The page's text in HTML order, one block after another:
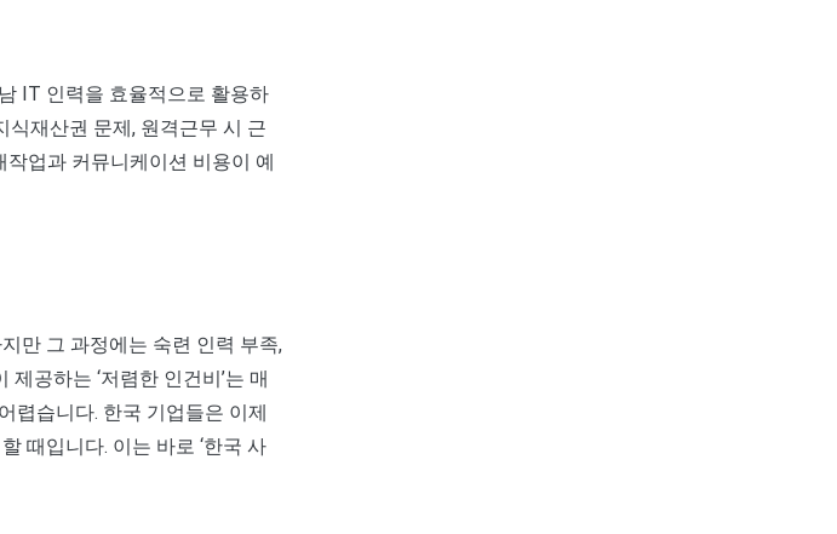
IT 인력을 효율적으로 활용하
식재산권 문제, 원격근무 시 근
업과 커뮤니케이션 비용이 예
만 그 과정에는 숙련 인력 부족,
공하는 ‘저렴한 인건비’는 매
렵습니다. 한국 기업들은 이제
때입니다. 이는 바로 ‘한국 사